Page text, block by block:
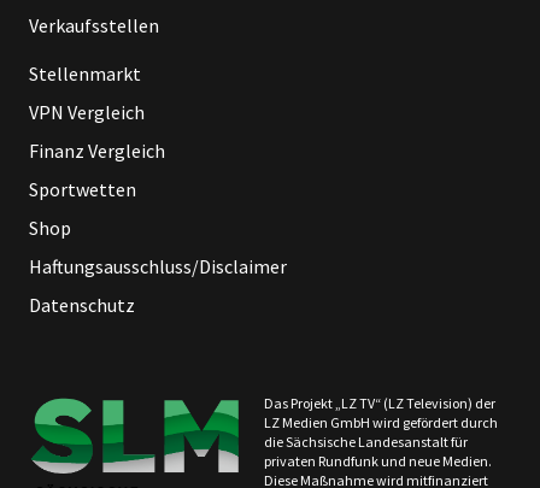
Verkaufsstellen
Stellenmarkt
VPN Vergleich
Finanz Vergleich
Sportwetten
Shop
Haftungsausschluss/Disclaimer
Datenschutz
Das Projekt „LZ TV“ (LZ Television) der
LZ Medien GmbH wird gefördert durch
die Sächsische Landesanstalt für
privaten Rundfunk und neue Medien.
Diese Maßnahme wird mitfinanziert